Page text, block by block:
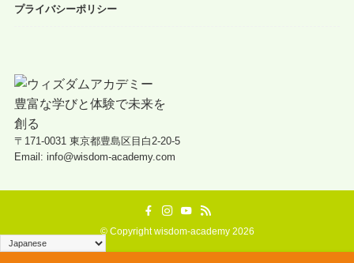
プライバシーポリシー
〒171-0031 東京都豊島区目白2-20-5
Email: info@wisdom-academy.com
©Copyright wisdom-academy 2026